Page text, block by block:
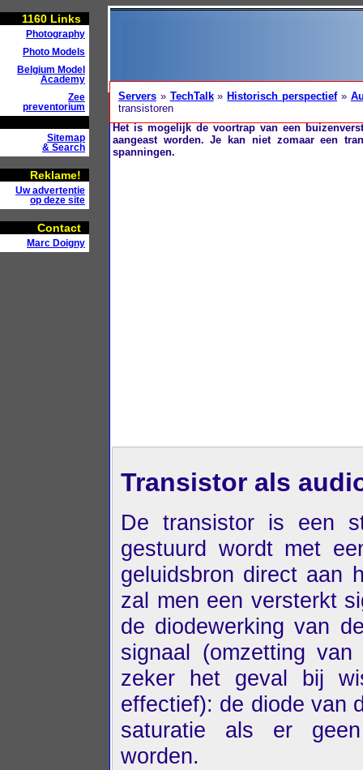
1160 Links
Photography
Photo Models
Belgium Model
Academy
Zee
preventorium
Sitemap
& Search
Reklame!
Uw advertentie
op deze site
Contact
Marc Doigny
Servers » TechTalk» Historisch perspectief»
transistoren
Het is mogelijk de voortrap van een
aangeast worden. Je kan niet zomaar een
spanningen.
Transistor als
De transistor is een
gestuurd wordt met
geluidsbron direct aan
zal men een versterkt
de diodewerking van
signaal (omzetting
zeker het geval bij
effectief): de diode van
saturatie als er geen
worden.